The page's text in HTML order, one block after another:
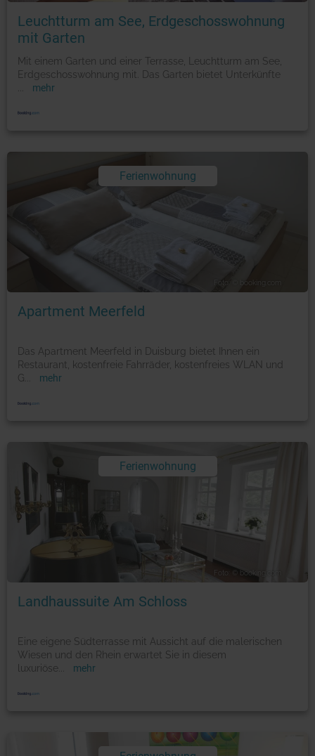
Leuchtturm am See, Erdgeschosswohnung
mit Garten
Mit einem Garten und einer Terrasse, Leuchtturm am See,
Erdgeschosswohnung mit. Das Garten bietet Unterkünfte
mehr
Ferienwohnung
Foto: © booking.com
Apartment Meerfeld
Das Apartment Meerfeld in Duisburg bietet Ihnen ein
Restaurant, kostenfreie Fahrräder, kostenfreies WLAN und
G
mehr
Ferienwohnung
Foto: © booking.com
Landhaussuite Am Schloss
Eine eigene Südterrasse mit Aussicht auf die malerischen
Wiesen und den Rhein erwartet Sie in diesem
luxuriöse
mehr